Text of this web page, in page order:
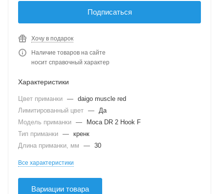
Подписаться
Хочу в подарок
Наличие товаров на сайте
носит справочный характер
Характеристики
Цвет приманки — daigo muscle red
Лимитированный цвет — Да
Модель приманки —
Moca DR 2 Hook F
Тип приманки — кренк
Длина приманки, мм
— 30
Все характеристики
Вариации товара